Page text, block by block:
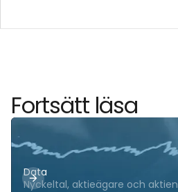
Fortsätt läsa
Data
Nyckeltal, aktieägare och aktien